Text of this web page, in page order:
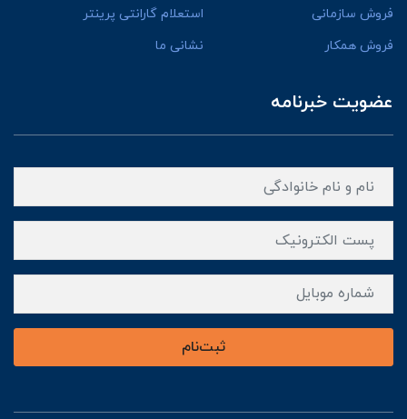
فروش سازمانی
استعلام گارانتی پرینتر
فروش همکار
نشانی ما
عضویت خبرنامه
ثبت‌نام